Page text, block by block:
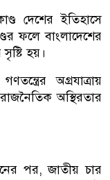
দেশের ইতিহাসে
ফলে বাংলাদেশের
হয়।
অগ্রযাত্রায়
অস্থিরতার
পর, জাতীয় চার